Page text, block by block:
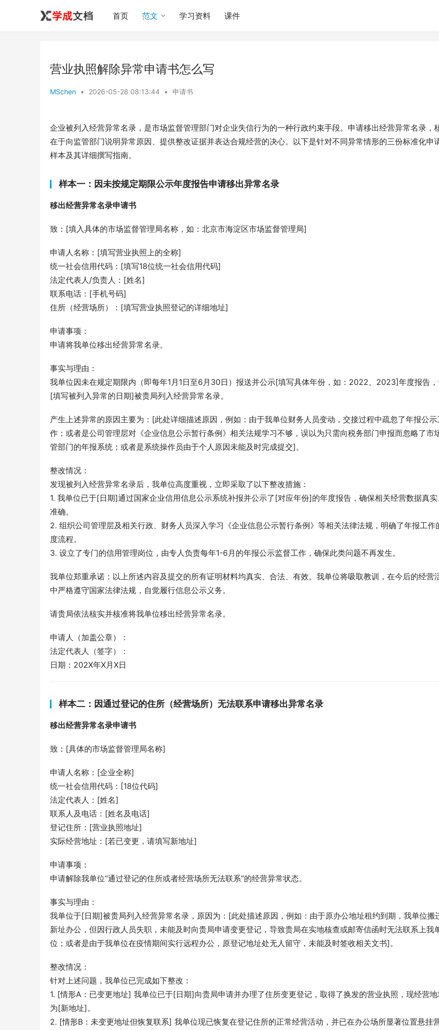
首页 范文 学习资料 课件
营业执照解除异常申请书怎么写
MSchen • 2026-05-28 08:13:44 • 申请书
企业被列入经营异常名录，是市场监督管理部门对企业失信行为的一种行政约束手段。申请移出经营异常名录，
在于向监管部门说明异常原因、提供整改证据并表达合规经营的决心。以下是针对不同异常情形的三份标准化申
样本及其详细撰写指南。
样本一：因未按规定期限公示年度报告申请移出异常名录
移出经营异常名录申请书
致：[填入具体的市场监督管理局名称，如：北京市海淀区市场监督管理局]
申请人名称：[填写营业执照上的全称]
统一社会信用代码：[填写18位统一社会信用代码]
法定代表人/负责人：[姓名]
联系电话：[手机号码]
住所（经营场所）：[填写营业执照登记的详细地址]
申请事项：
申请将我单位移出经营异常名录。
事实与理由：
我单位因未在规定期限内（即每年1月1日至6月30日）报送并公示[填写具体年份，如：2022、2023]年度报告
[填写被列入异常的日期]被贵局列入经营异常名录。
产生上述异常的原因主要为：[此处详细描述原因，例如：由于我单位财务人员变动，交接过程中疏忽了年报公示
作；或者是公司管理层对《企业信息公示暂行条例》相关法规学习不够，误以为只需向税务部门申报而忽略了市
管部门的年报系统；或者是系统操作员由于个人原因未能及时完成提交]。
整改情况：
发现被列入经营异常名录后，我单位高度重视，立即采取了以下整改措施：
1. 我单位已于[日期]通过国家企业信用信息公示系统补报并公示了[对应年份]的年度报告，确保相关经营数据真
准确。
2. 组织公司管理层及相关行政、财务人员深入学习《企业信息公示暂行条例》等相关法律法规，明确了年报工作
度流程。
3. 设立了专门的信用管理岗位，由专人负责每年1-6月的年报公示监督工作，确保此类问题不再发生。
我单位郑重承诺：以上所述内容及提交的所有证明材料均真实、合法、有效。我单位将吸取教训，在今后的经营
中严格遵守国家法律法规，自觉履行信息公示义务。
请贵局依法核实并核准将我单位移出经营异常名录。
申请人（加盖公章）：
法定代表人（签字）：
日期：202X年X月X日
样本二：因通过登记的住所（经营场所）无法联系申请移出异常名录
移出经营异常名录申请书
致：[具体的市场监督管理局名称]
申请人名称：[企业全称]
统一社会信用代码：[18位代码]
法定代表人：[姓名]
联系人及电话：[姓名及电话]
登记住所：[营业执照地址]
实际经营地址：[若已变更，请填写新地址]
申请事项：
申请解除我单位“通过登记的住所或者经营场所无法联系”的经营异常状态。
事实与理由：
我单位于[日期]被贵局列入经营异常名录，原因为：[此处描述原因，例如：由于原办公地址租约到期，我单位搬
新址办公，但因行政人员失职，未能及时向贵局申请变更登记，导致贵局在实地核查或邮寄信函时无法联系上我
位；或者是由于我单位在疫情期间实行远程办公，原登记地址处无人留守，未能及时签收相关文书]。
整改情况：
针对上述问题，我单位已完成如下整改：
1. [情形A：已变更地址] 我单位已于[日期]向贵局申请并办理了住所变更登记，取得了换发的营业执照，现经营
为[新地址]。
2. [情形B：未变更地址但恢复联系] 我单位现已恢复在登记住所的正常经营活动，并已在办公场所显著位置悬挂